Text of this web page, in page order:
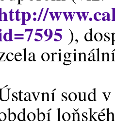
),
soud